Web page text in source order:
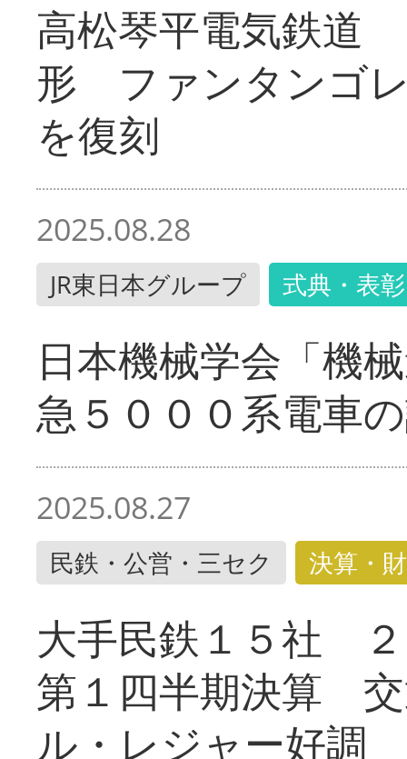
高松琴平電気鉄道
形 ファンタンゴ
を復刻
2025.08.28
JR東日本グループ 式典・表彰
日本機械学会「機
急５０００系電車
2025.08.27
民鉄・公営・三セク 決算・
大手民鉄１５社
第１四半期決算
ル・レジャー好調